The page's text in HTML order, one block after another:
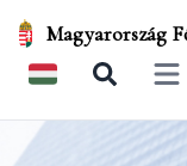
Magyarország